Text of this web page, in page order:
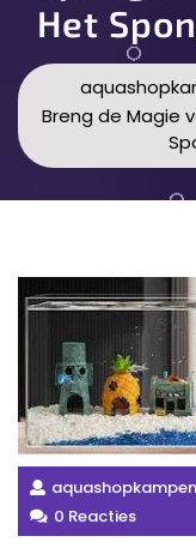
Het
Breng de Magie
aquashopkampen
0 Reacties